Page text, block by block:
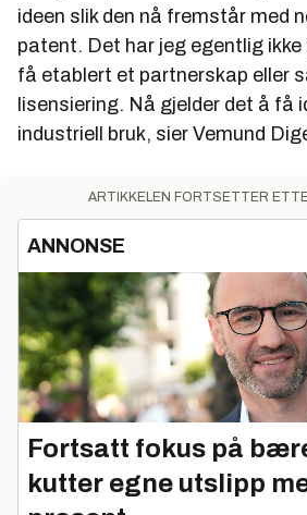
ideen slik den nå fremstår med
patent. Det har jeg egentlig
få etablert et partnerskap eller
lisensiering. Nå gjelder det å få
industriell bruk, sier Vemund
ARTIKKELEN FORTSETTER
ANNONSE
Fortsatt fokus på
kutter egne utslipp